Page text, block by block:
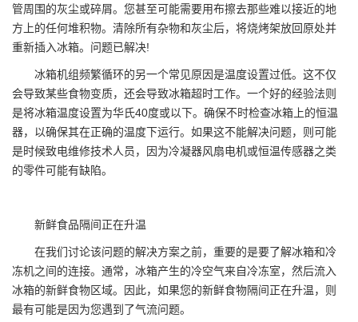
管周围的灰尘或碎屑。您甚至可能需要用布擦去那些难以接近的地
方上的任何堆积物。清除所有杂物和灰尘后，将烧烤架放回原处并
重新插入冰箱。问题已解决!
冰箱机组频繁循环的另一个常见原因是温度设置过低。这不仅
会导致某些食物变质，还会导致冰箱超时工作。一个好的经验法则
是将冰箱温度设置为华氏40度或以下。确保不时检查冰箱上的恒温
器，以确保其在正确的温度下运行。如果这不能解决问题，则可能
是时候致电维修技术人员，因为冷凝器风扇电机或恒温传感器之类
的零件可能有缺陷。
新鲜食品隔间正在升温
在我们讨论该问题的解决方案之前，重要的是要了解冰箱和冷
冻机之间的连接。通常，冰箱产生的冷空气来自冷冻室，然后流入
冰箱的新鲜食物区域。因此，如果您的新鲜食物隔间正在升温，则
最有可能是因为您遇到了气流问题。